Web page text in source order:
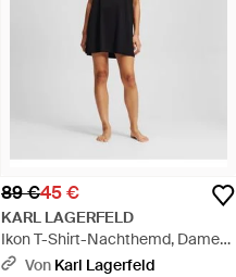
89 €45 €
KARL LAGERFELD
Ikon T-Shirt-Nachthemd, Damen,
Größe - Schwarz
Von Karl Lagerfeld